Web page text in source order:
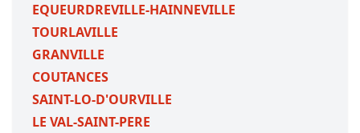
EQUEURDREVILLE-HAINNEVILLE
TOURLAVILLE
GRANVILLE
COUTANCES
SAINT-LO-D'OURVILLE
LE VAL-SAINT-PERE